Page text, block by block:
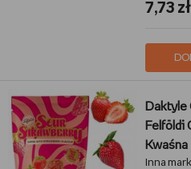
7,73 zł
Daktyle
Felföldi
Kwaśna
Inna